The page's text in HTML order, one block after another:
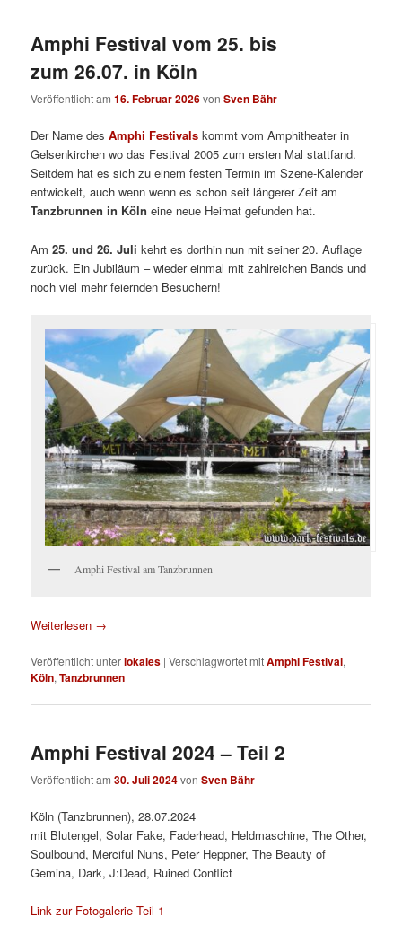
Amphi Festival vom 25. bis
zum 26.07. in Köln
Veröffentlicht am16. Februar 2026vonSven Bähr
Der Name desAmphi Festivals kommt vom Amphitheater in
Gelsenkirchen wo das Festival 2005 zum ersten Mal stattfand.
Seitdem hat es sich zu einem festen Termin im Szene-Kalender
entwickelt, auch wenn wenn es schon seit längerer Zeit am
Tanzbrunnen in Köln eine neue Heimat gefunden hat.
Am25. und 26. Juli kehrt es dorthin nun mit seiner 20. Auflage
zurück. Ein Jubiläum – wieder einmal mit zahlreichen Bands und
noch viel mehr feiernden Besuchern!
Amphi Festival am Tanzbrunnen
Weiterlesen →
Veröffentlicht unterlokales |Verschlagwortet mitAmphi Festival,
Köln,Tanzbrunnen
Amphi Festival 2024 – Teil 2
Veröffentlicht am30. Juli 2024vonSven Bähr
Köln (Tanzbrunnen), 28.07.2024
mit Blutengel, Solar Fake, Faderhead, Heldmaschine, The Other,
Soulbound, Merciful Nuns, Peter Heppner, The Beauty of
Gemina, Dark, J:Dead, Ruined Conflict
Link zur Fotogalerie Teil 1